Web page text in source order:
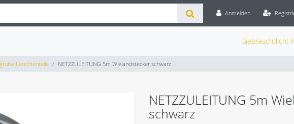
Anmelden
Gebrauchtlicht
Leuchtenteile NETZZULEITUNG 5m Wielandstecker schwarz
NETZZULEITUNG 5m
schwarz